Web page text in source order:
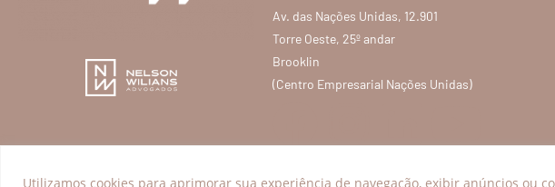
Utilizamos cookies para aprimorar sua experiência de navegação, exibir anúncios ou
Av. das Nações Unidas, 12.901
Torre Oeste, 25º andar
Brooklin
(Centro Empresarial Nações Unidas)